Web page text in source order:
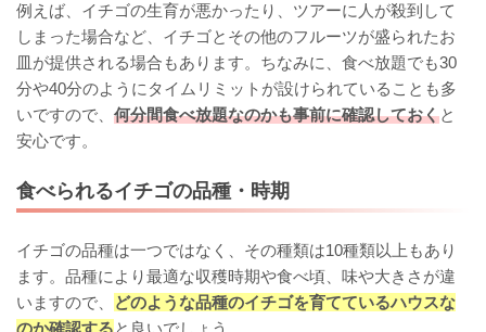
例えば、イチゴの生育が悪かったり、ツアーに人が殺到して
しまった場合など、イチゴとその他のフルーツが盛られたお
皿が提供される場合もあります。ちなみに、食べ放題でも30
分や40分のようにタイムリミットが設けられていることも多
いですので、 何分間食べ放題なのかも事前に確認しておくと
安心です。
食べられるイチゴの品種・時期
イチゴの品種は一つではなく、その種類は10種類以上もあり
ます。品種により最適な収穫時期や食べ頃、味や大きさが違
いますので、
どのような品種のイチゴを育てているハウスな